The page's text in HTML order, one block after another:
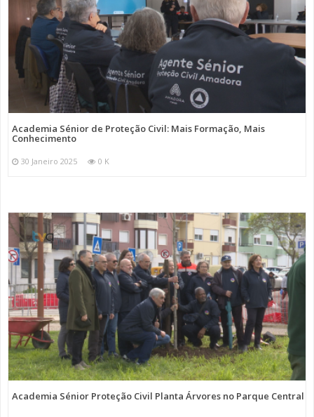
Academia Sénior de Proteção Civil: Mais Formação, Mais
Conhecimento
30 Janeiro 2025 0 K
Academia Sénior Proteção Civil Planta Árvores no Parque Central